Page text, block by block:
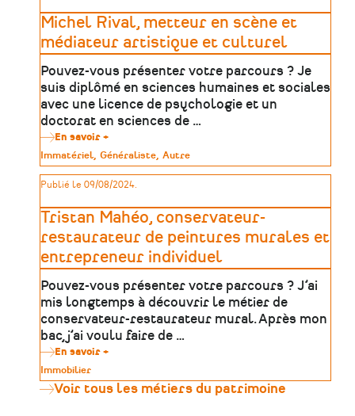
Michel Rival, metteur en scène et
médiateur artistique et culturel
Pouvez-vous présenter votre parcours ? Je
suis diplômé en sciences humaines et sociales
avec une licence de psychologie et un
doctorat en sciences de …
En savoir +
Michel
Rival,
metteur
en
et
médiateur
artistique
et
culturel
Type
de
patrimoine
Immatériel Généraliste Autre
Publié le 09/08/2024.
Tristan Mahéo, conservateur-
restaurateur de peintures murales et
entrepreneur individuel
Pouvez-vous présenter votre parcours ? J’ai
mis longtemps à découvrir le métier de
conservateur-restaurateur mural. Après mon
bac, j’ai voulu faire de …
En savoir +
conservateur-
Type
de
patrimoine
Immobilier
Voir tous les métiers du patrimoine